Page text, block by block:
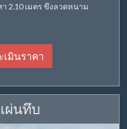
2.10 เมตร ขึงลวดหนาม
เมินราคา
ผ่นทึบ